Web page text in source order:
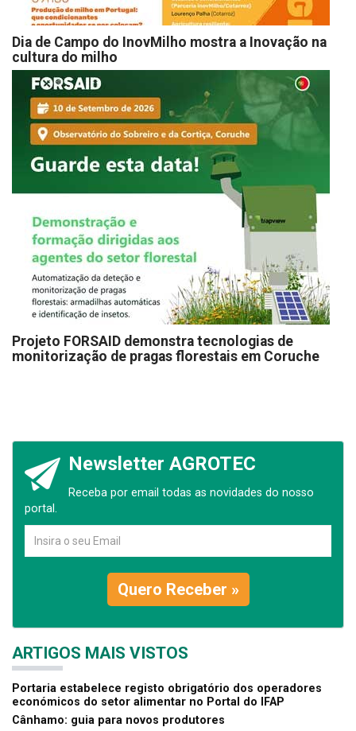
Dia de Campo do InovMilho mostra a Inovação na
cultura do milho
Projeto FORSAID demonstra tecnologias de
monitorização de pragas florestais em Coruche
Newsletter AGROTEC
Receba por email todas as novidades do nosso
portal.
Quero Receber »
ARTIGOS MAIS VISTOS
Portaria estabelece registo obrigatório dos operadores
económicos do setor alimentar no Portal do IFAP
Cânhamo: guia para novos produtores